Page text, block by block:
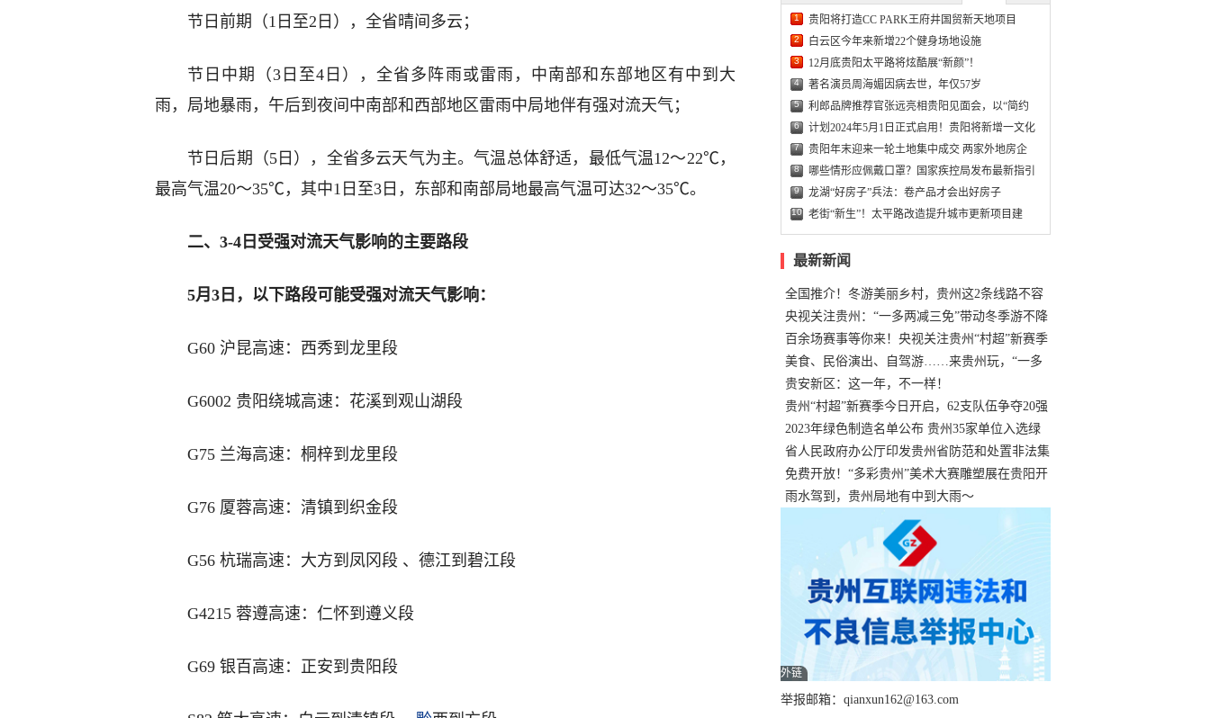
节日前期（1日至2日），全省晴间多云；
节日中期（3日至4日），全省多阵雨或雷雨，中南部和东部地区有中到大
雨，局地暴雨，午后到夜间中南部和西部地区雷雨中局地伴有强对流天气；
节日后期（5日），全省多云天气为主。气温总体舒适，最低气温12～22℃，
最高气温20～35℃，其中1日至3日，东部和南部局地最高气温可达32～35℃。
二、3-4日受强对流天气影响的主要路段
5月3日，以下路段可能受强对流天气影响：
G60 沪昆高速：西秀到龙里段
G6002 贵阳绕城高速：花溪到观山湖段
G75 兰海高速：桐梓到龙里段
G76 厦蓉高速：清镇到织金段
G56 杭瑞高速：大方到凤冈段 、德江到碧江段
G4215 蓉遵高速：仁怀到遵义段
G69 银百高速：正安到贵阳段
1 贵阳将打造CC PARK王府井国贸新天地项目
2 白云区今年来新增22个健身场地设施
3 12月底贵阳太平路将炫酷展“新颜”！
4 著名演员周海媚因病去世，年仅57岁
5 利郎品牌推荐官张远亮相贵阳见面会，以“简约
6 计划2024年5月1日正式启用！贵阳将新增一文化
7 贵阳年末迎来一轮土地集中成交 两家外地房企
8 哪些情形应佩戴口罩？国家疾控局发布最新指引
9 龙湖“好房子”兵法：卷产品才会出好房子
10 老街“新生”！太平路改造提升城市更新项目建
最新新闻
全国推介！冬游美丽乡村，贵州这2条线路不容
错过
央视关注贵州：“一多两减三免”带动冬季游不降
温
百余场赛事等你来！央视关注贵州“村超”新赛季
正式“打响”
美食、民俗演出、自驾游……来贵州玩，“一多
两减三免”！
贵安新区：这一年，不一样！
贵州“村超”新赛季今日开启，62支队伍争夺20强
名额
2023年绿色制造名单公布 贵州35家单位入选绿
色工厂
省人民政府办公厅印发贵州省防范和处置非法集
资工作实施细则
免费开放！“多彩贵州”美术大赛雕塑展在贵阳开
展，持续至1月19日
雨水驾到，贵州局地有中到大雨～
外链
举报邮箱：qianxun162@163.com